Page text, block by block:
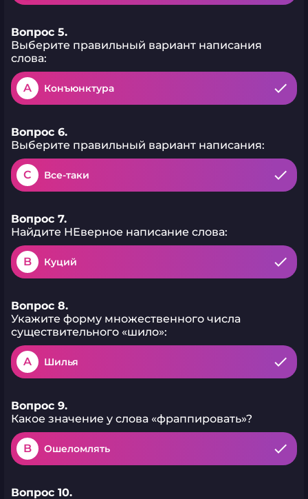
Вопрос 5.
Выберите правильный вариант написания
слова:
A Конъюнктура
Вопрос 6.
Выберите правильный вариант написания:
C Все-таки
Вопрос 7.
Найдите НЕверное написание слова:
B Куций
Вопрос 8.
Укажите форму множественного числа
существительного «шило»:
A Шилья
Вопрос 9.
Какое значение у слова «фраппировать»?
B Ошеломлять
Вопрос 10.